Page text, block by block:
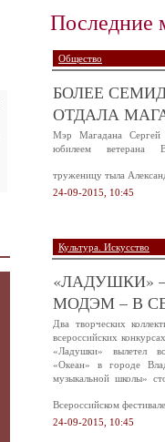
Последние
Общество
БОЛЕЕ
ОТДАЛА
Мэр Магадана Сергей
юбилеем ветерана
труженицу тыла
24-09-2015, 10:45
Культура. Искусство
«ЛАДУШКИ»
МОДЭМ – В
Два творческих
всероссийских
«Ладушки» вылетел
«Океан» в городе
музыкальной школы»
Всероссийском
24-09-2015, 10:45